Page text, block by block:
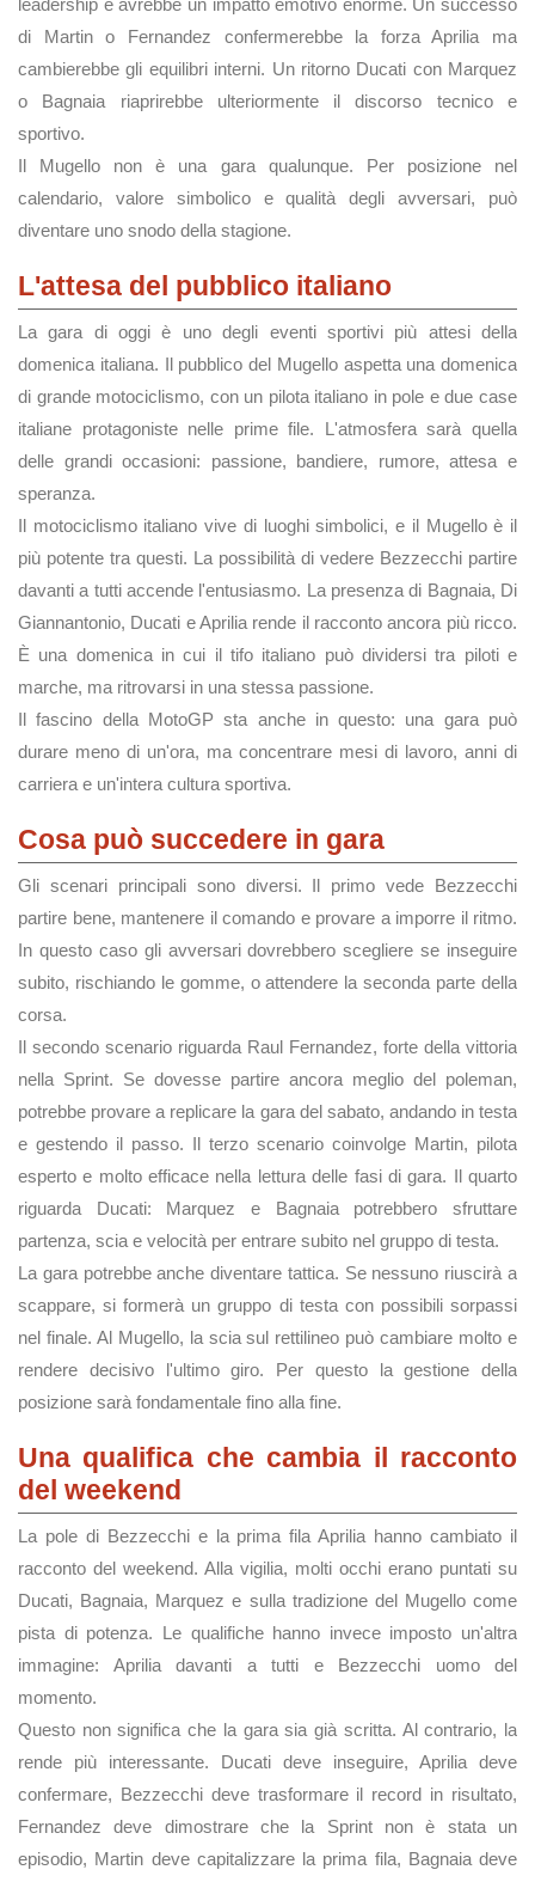
leadership e avrebbe un impatto emotivo enorme. Un successo
di Martin o Fernandez confermerebbe la forza Aprilia ma
cambierebbe gli equilibri interni. Un ritorno Ducati con Marquez
o Bagnaia riaprirebbe ulteriormente il discorso tecnico e
sportivo.
Il Mugello non è una gara qualunque. Per posizione nel
calendario, valore simbolico e qualità degli avversari, può
diventare uno snodo della stagione.
L'attesa del pubblico italiano
La gara di oggi è uno degli eventi sportivi più attesi della
domenica italiana. Il pubblico del Mugello aspetta una domenica
di grande motociclismo, con un pilota italiano in pole e due case
italiane protagoniste nelle prime file. L'atmosfera sarà quella
delle grandi occasioni: passione, bandiere, rumore, attesa e
speranza.
Il motociclismo italiano vive di luoghi simbolici, e il Mugello è il
più potente tra questi. La possibilità di vedere Bezzecchi partire
davanti a tutti accende l'entusiasmo. La presenza di Bagnaia, Di
Giannantonio, Ducati e Aprilia rende il racconto ancora più ricco.
È una domenica in cui il tifo italiano può dividersi tra piloti e
marche, ma ritrovarsi in una stessa passione.
Il fascino della MotoGP sta anche in questo: una gara può
durare meno di un'ora, ma concentrare mesi di lavoro, anni di
carriera e un'intera cultura sportiva.
Cosa può succedere in gara
Gli scenari principali sono diversi. Il primo vede Bezzecchi
partire bene, mantenere il comando e provare a imporre il ritmo.
In questo caso gli avversari dovrebbero scegliere se inseguire
subito, rischiando le gomme, o attendere la seconda parte della
corsa.
Il secondo scenario riguarda Raul Fernandez, forte della vittoria
nella Sprint. Se dovesse partire ancora meglio del poleman,
potrebbe provare a replicare la gara del sabato, andando in testa
e gestendo il passo. Il terzo scenario coinvolge Martin, pilota
esperto e molto efficace nella lettura delle fasi di gara. Il quarto
riguarda Ducati: Marquez e Bagnaia potrebbero sfruttare
partenza, scia e velocità per entrare subito nel gruppo di testa.
La gara potrebbe anche diventare tattica. Se nessuno riuscirà a
scappare, si formerà un gruppo di testa con possibili sorpassi
nel finale. Al Mugello, la scia sul rettilineo può cambiare molto e
rendere decisivo l'ultimo giro. Per questo la gestione della
posizione sarà fondamentale fino alla fine.
Una qualifica che cambia il racconto
del weekend
La pole di Bezzecchi e la prima fila Aprilia hanno cambiato il
racconto del weekend. Alla vigilia, molti occhi erano puntati su
Ducati, Bagnaia, Marquez e sulla tradizione del Mugello come
pista di potenza. Le qualifiche hanno invece imposto un'altra
immagine: Aprilia davanti a tutti e Bezzecchi uomo del
momento.
Questo non significa che la gara sia già scritta. Al contrario, la
rende più interessante. Ducati deve inseguire, Aprilia deve
confermare, Bezzecchi deve trasformare il record in risultato,
Fernandez deve dimostrare che la Sprint non è stata un
episodio, Martin deve capitalizzare la prima fila, Bagnaia deve